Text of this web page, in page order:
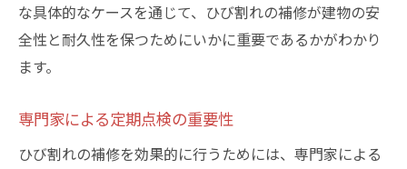
な具体的なケースを通じて、ひび割れの補修が建物の安
全性と耐久性を保つためにいかに重要であるかがわかり
ます。
専門家による定期点検の重要性
ひび割れの補修を効果的に行うためには、専門家による